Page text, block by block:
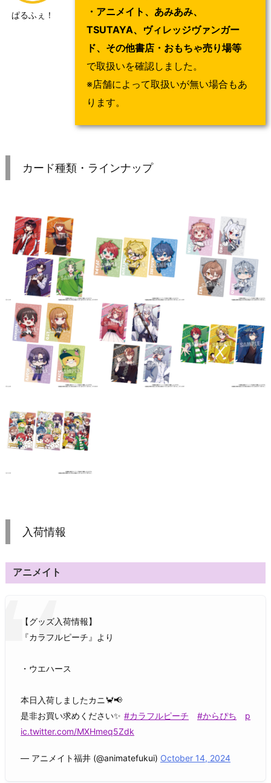
ぱるふぇ！
・アニメイト、あみあみ、
TSUTAYA、ヴィレッジヴァンガー
ド、その他書店・おもちゃ売り場等
で取扱いを確認しました。
※店舗によって取扱いが無い場合もあ
ります。
カード種類・ラインナップ
入荷情報
アニメイト
【グッズ入荷情報】
『カラフルピーチ』より
・ウエハース
本日入荷しましたカニ🦀📢
是非お買い求めください✨ #カラフルピーチ #からぴち
p
ic.twitter.com/MXHmeq5Zdk
— アニメイト福井 (@animatefukui) October 14, 2024